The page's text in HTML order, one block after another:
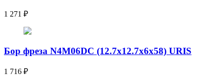
1 271 ₽
Бор фреза N4M06DC (12.7x12.7x6x58) URIS
1 716 ₽